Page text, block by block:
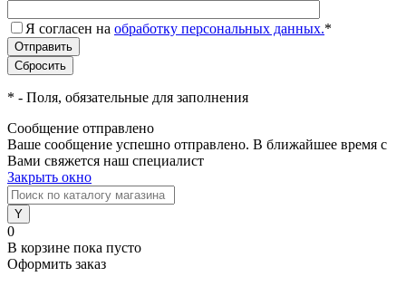
Я согласен на обработку персональных данных.*
* - Поля, обязательные для заполнения
Сообщение отправлено
Ваше сообщение успешно отправлено. В ближайшее время с
Вами свяжется наш специалист
Закрыть окно
0
В корзине пока пусто
Оформить заказ